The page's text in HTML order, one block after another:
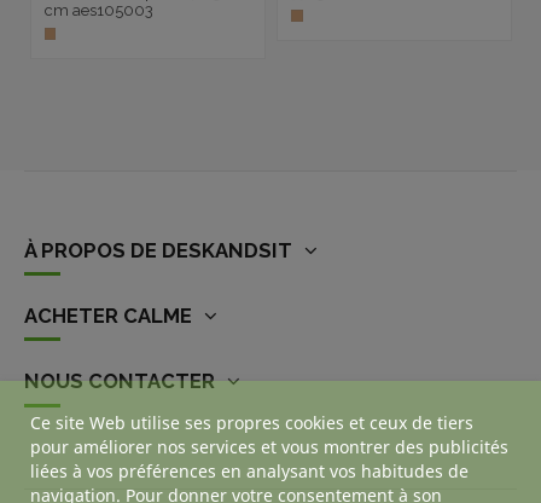
cm aes105003
À PROPOS DE DESKANDSIT
ACHETER CALME
NOUS CONTACTER
Ce site Web utilise ses propres cookies et ceux de tiers
pour améliorer nos services et vous montrer des publicités
liées à vos préférences en analysant vos habitudes de
navigation. Pour donner votre consentement à son